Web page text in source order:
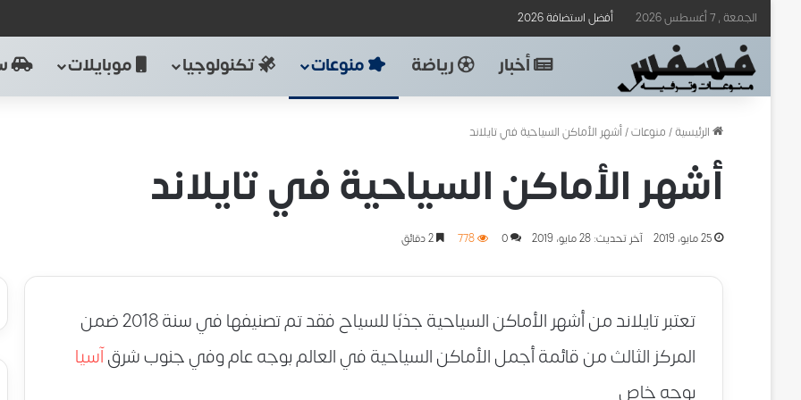
الجمعة , 7 أغسطس 2026 أفضل استضافة 2026
أخبار رياضة منوعات تكنولوجيا موبايلات
الرئيسية/منوعات/أشهر الأماكن السياحية في تايلاند
أشهر الأماكن السياحية في تايلاند
25 مايو، 2019 آخر تحديث: 28 مايو، 2019 0
778 2 دقائق
تعتبر تايلاند من أشهر الأماكن السياحية جذبًا للسياح فقد تم تصنيفها في سنة 2018 ضمن
المركز الثالث من قائمة أجمل الأماكن السياحية في العالم بوجه عام وفي جنوب شرقآسيا
بوجه خاص